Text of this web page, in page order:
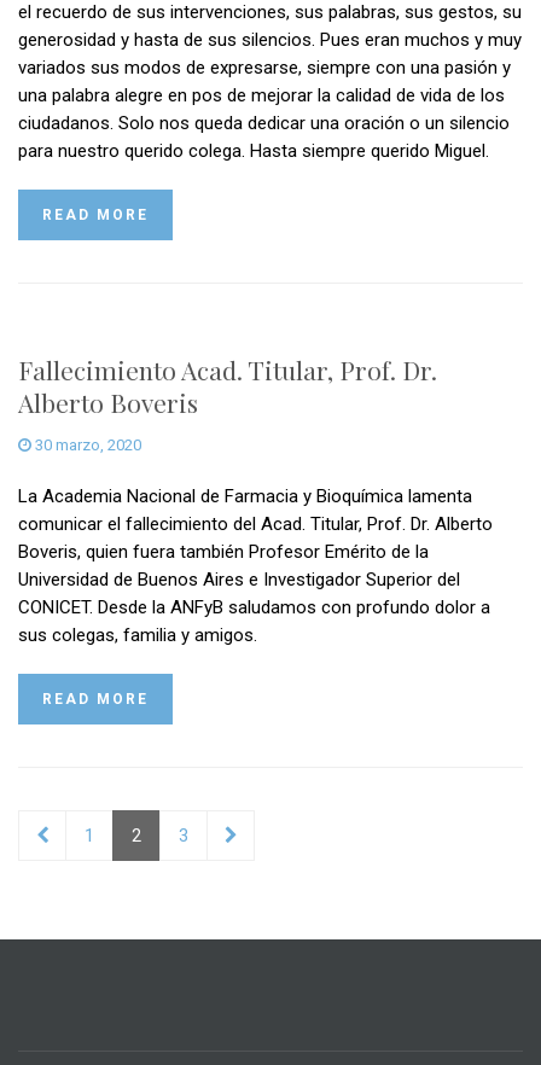
el recuerdo de sus intervenciones, sus palabras, sus gestos, su
generosidad y hasta de sus silencios. Pues eran muchos y muy
variados sus modos de expresarse, siempre con una pasión y
una palabra alegre en pos de mejorar la calidad de vida de los
ciudadanos. Solo nos queda dedicar una oración o un silencio
para nuestro querido colega. Hasta siempre querido Miguel.
READ MORE
Fallecimiento Acad. Titular, Prof. Dr.
Alberto Boveris
30 marzo, 2020
La Academia Nacional de Farmacia y Bioquímica lamenta
comunicar el fallecimiento del Acad. Titular, Prof. Dr. Alberto
Boveris, quien fuera también Profesor Emérito de la
Universidad de Buenos Aires e Investigador Superior del
CONICET. Desde la ANFyB saludamos con profundo dolor a
sus colegas, familia y amigos.
READ MORE
Navegación
entradas
1 2 3